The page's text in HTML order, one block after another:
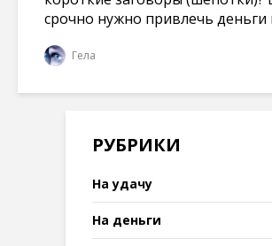
срочно нужно привлечь деньги
Гела
РУБРИКИ
На удачу
На деньги